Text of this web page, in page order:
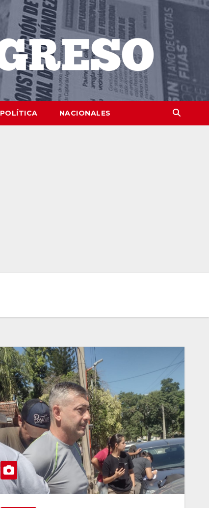
POLÍTICA NACIONALES